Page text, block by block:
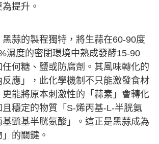
提升。
蒜的製程獨特，將生蒜在60-90度
濕度的密閉環境中熟成發酵15-90
何糖、鹽或防腐劑。其風味轉化的
反應」，此化學機制不只能激發食材
更能將原本刺激性的「蒜素」會轉化
穩定的物質「S-烯丙基-L-半胱氨
巰基半胱氨酸」。這正是黑蒜成為
」的關鍵。